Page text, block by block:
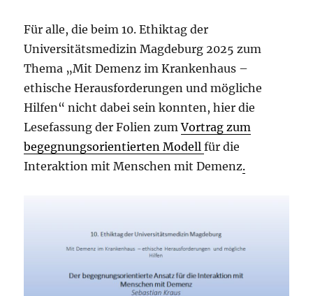
Für alle, die beim 10. Ethiktag der
Universitätsmedizin Magdeburg 2025 zum
Thema „Mit Demenz im Krankenhaus –
ethische Herausforderungen und mögliche
Hilfen“ nicht dabei sein konnten, hier die
Lesefassung der Folien zumVortrag zum
begegnungsorientierten Modellfür die
Interaktion mit Menschen mit Demenz.